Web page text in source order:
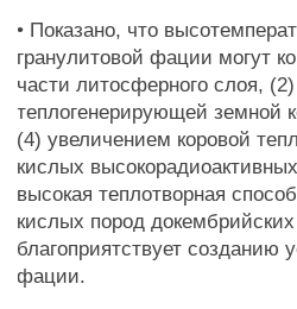
• Показано, что
гранулитовой фации могут
части литосферного слоя,
теплогенерирующей земной
(4) увеличением коровой
кислых
высокая теплотворная
кислых пород
благоприятствует
фации.